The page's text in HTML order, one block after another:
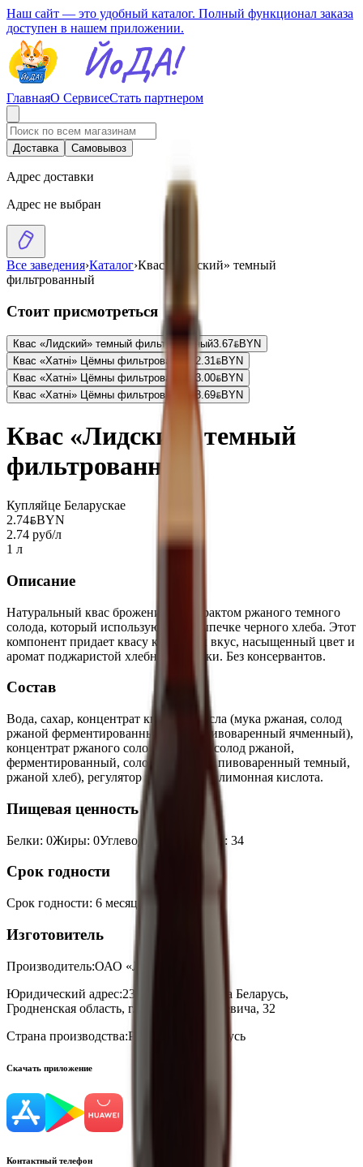
Наш сайт — это удобный каталог. Полный функционал заказа
доступен в нашем приложении.
ГлавнаяО СервисеСтать партнером
Доставка Самовывоз
Адрес доставки
Адрес не выбран
Все заведения›Каталог›Квас «Лидский» темный
фильтрованный
Стоит присмотреться
Квас «Лидский» темный фильтрованный3.67BYNBYN
Квас «Хатнi» Цёмны фильтрованный 2.31BYNBYN
Квас «Хатнi» Цёмны фильтрованный 3.00BYNBYN
Квас «Хатнi» Цёмны фильтрованный
3.69BYNBYN
Квас «Лидский» темный
фильтрованный
Купляйце Беларускае
2.74BYNBYN
2.74 руб/л
1 л
Описание
Натуральный квас брожения с экстрактом ржаного темного
солода, который используют при выпечке черного хлеба. Этот
компонент придает квасу кремовый вкус, насыщенный цвет и
аромат поджаристой хлебной корочки. Без консервантов.
Состав
Вода, сахар, концентрат квасного сусла (мука ржаная, солод
ржаной ферментированный, солод пивоваренный ячменный),
концентрат ржаного солода темный (солод ржаной,
ферментированный, солод ячменный пивоваренный темный,
ржаной хлеб), регулятор кислотности лимонная кислота.
Пищевая ценность на 100г
Белки: 0Жиры: 0Углеводы Калории: 34
Срок годности
Срок годности: 6 месяцев
Изготовитель
Производитель:ОАО «Лидское пиво»
Юридический адрес:231300, Республика Беларусь,
Гродненская область, г. Лида, ул. Мицкевича, 32
Страна производства:Республика Беларусь
Скачать приложение
Контактный телефон